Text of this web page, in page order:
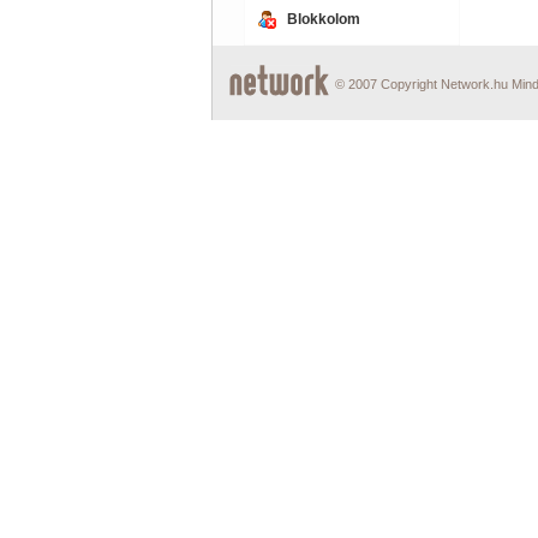
Blokkolom
© 2007 Copyright Network.hu